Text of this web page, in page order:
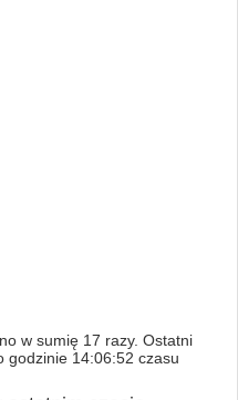
w sumię 17 razy. Ostatni
godzinie 14:06:52 czasu